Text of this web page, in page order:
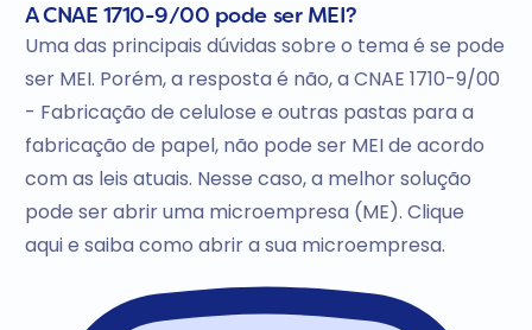
A CNAE 1710-9/00 pode ser MEI?
Uma das principais dúvidas sobre o tema é se pode
ser MEI. Porém, a resposta é não, a CNAE 1710-9/00
- Fabricação de celulose e outras pastas para a
fabricação de papel, não pode ser MEI de acordo
com as leis atuais. Nesse caso, a melhor solução
pode ser abrir uma microempresa (ME). Clique
aqui e saiba como abrir a sua microempresa.